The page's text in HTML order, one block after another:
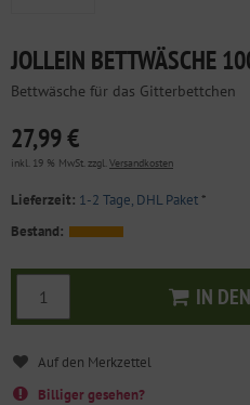
JOLLEIN BETTWÄSCHE
Bettwäsche für das Gitterbettchen
27,99 €
inkl. 19 % MwSt. zzgl. Versandkosten
Lieferzeit: 1-2 Tage, DHL Paket*
Bestand:
IN In
Billiger gesehen?